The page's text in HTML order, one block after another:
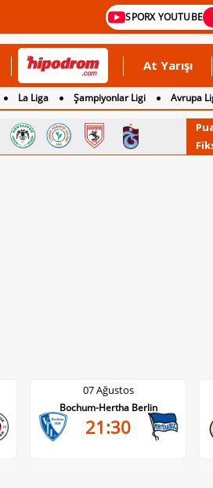
SPORX YOUTUBE
At Yarışı
La Liga Şampiyonlar Ligi Avrupa
07 Ağustos
Club Brugge-Kortrijk
21:45